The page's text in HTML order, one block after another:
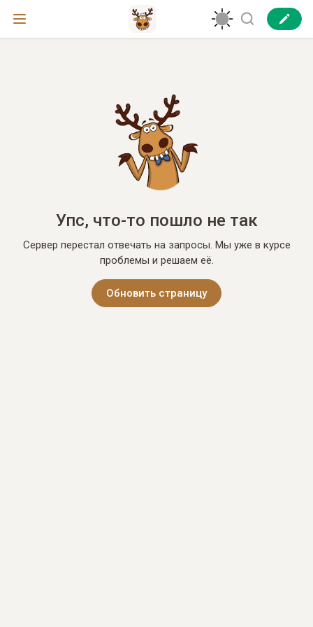
Упс, что-то пошло не так
Сервер перестал отвечать на запросы. Мы уже в курсе
проблемы и решаем её.
Обновить страницу